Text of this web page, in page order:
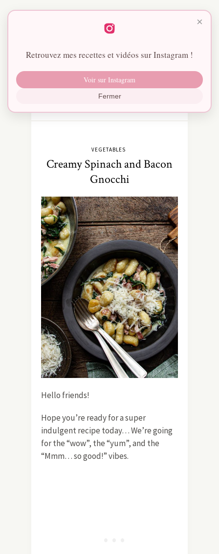
VEGETABLES
Creamy Spinach and Bacon
Gnocchi
Hello friends!
Hope you’re ready for a super
indulgent recipe today… We’re going
for the “wow”, the “yum”, and the
“Mmm… so good!” vibes.
×
Retrouvez mes recettes et vidéos sur Instagram !
Voir sur Instagram
Fermer